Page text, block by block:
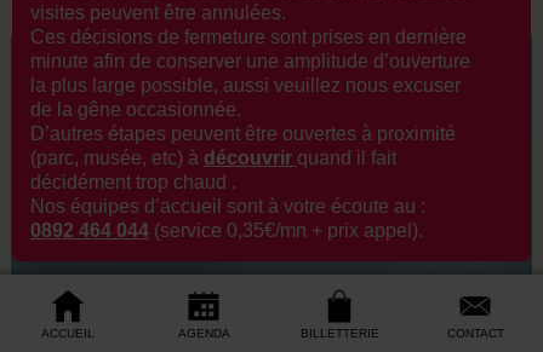
visites peuvent être annulées.
Ces décisions de fermeture sont prises en dernière
minute afin de conserver une amplitude d’ouverture
la plus large possible, aussi veuillez nous excuser
de la gêne occasionnée.
D’autres étapes peuvent être ouvertes à proximité
(parc, musée, etc) à découvrir quand il fait
décidément trop chaud .
Nos équipes d’accueil sont à votre écoute au :
0892 464 044 (service 0,35€/mn + prix appel).
ACCUEIL AGENDA BILLETTERIE CONTACT